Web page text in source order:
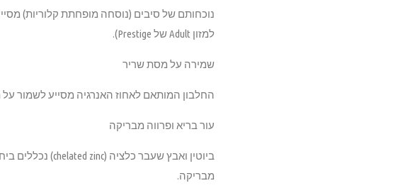
למזון Adult של Prestige).
שמירה על מסת שריר
החלבון המותאם לאחוז האנרגיה מסייע לשמור
עור בריא ופרווה מבריקה
מבריקה.